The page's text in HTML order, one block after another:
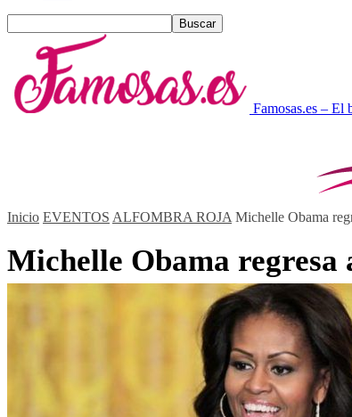
Famosas.es – El
Inicio EVENTOS ALFOMBRA ROJA Michelle Obama
Michelle Obama regresa